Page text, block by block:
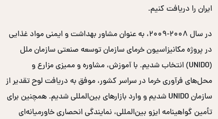
ایران را دریافت کنیم.
در سال ۲۰۰۸-۲۰۰۹، به عنوان مشاور بهداشت و ایمنی مواد غذایی
در پروژه مکانیزاسیون خرمای سازمان توسعه صنعتی سازمان ملل
(UNIDO) انتخاب شدیم. با آموزش، مشاوره و ممیزی مزارع و
محل‌های فرآوری خرما در سراسر کشور، موفق به دریافت لوح تقدیر از
سازمان UNIDO شدیم و وارد بازارهای بین‌المللی شدیم. همچنین برای
تأمین گواهینامه ایزو بین‌المللی، نمایندگی انحصاری خاورمیانه‌ای